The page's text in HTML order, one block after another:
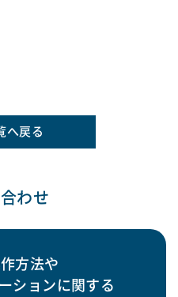
へ戻る
わせ
方法や
ションに関する